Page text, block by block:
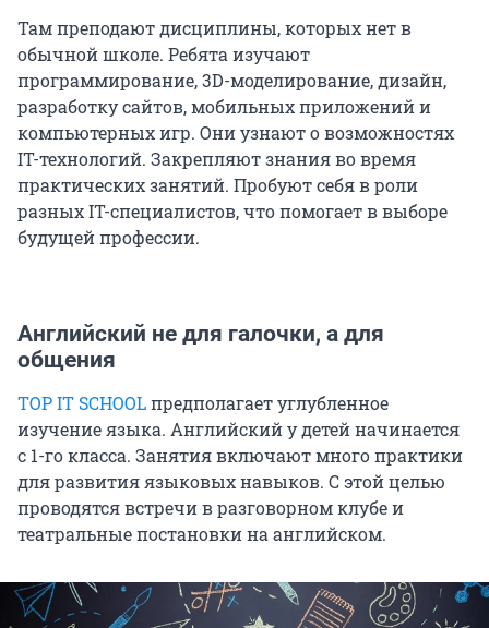
Там преподают дисциплины, которых нет в
обычной школе. Ребята изучают
программирование, 3D-моделирование, дизайн,
разработку сайтов, мобильных приложений и
компьютерных игр. Они узнают о возможностях
IT-технологий. Закрепляют знания во время
практических занятий. Пробуют себя в роли
разных IT-специалистов, что помогает в выборе
будущей профессии.
Английский не для галочки, а для
общения
TOP IT SCHOOLпредполагает углубленное
изучение языка. Английский у детей начинается
с 1-го класса. Занятия включают много практики
для развития языковых навыков. С этой целью
проводятся встречи в разговорном клубе и
театральные постановки на английском.